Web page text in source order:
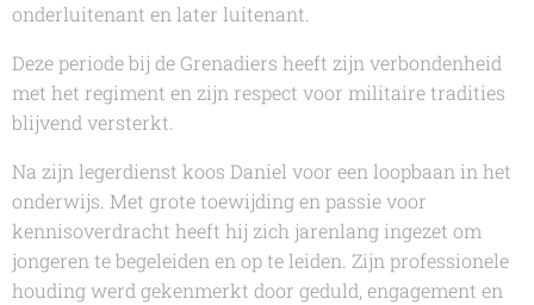
onderluitenant en later luitenant.
Deze periode bij de Grenadiers heeft zijn verbondenheid
met het regiment en zijn respect voor militaire tradities
blijvend versterkt.
Na zijn legerdienst koos Daniel voor een loopbaan in het
onderwijs. Met grote toewijding en passie voor
kennisoverdracht heeft hij zich jarenlang ingezet om
jongeren te begeleiden en op te leiden. Zijn professionele
houding werd gekenmerkt door geduld, engagement en